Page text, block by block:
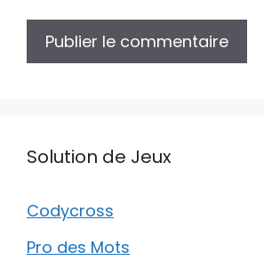
Solution de Jeux
Codycross
Pro des Mots